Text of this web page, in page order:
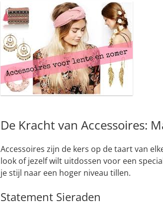
De Kracht van Accessoires:
Accessoires zijn de kers op de taart van
look of jezelf wilt uitdossen voor een
je stijl naar een hoger niveau tillen.
Statement Sieraden